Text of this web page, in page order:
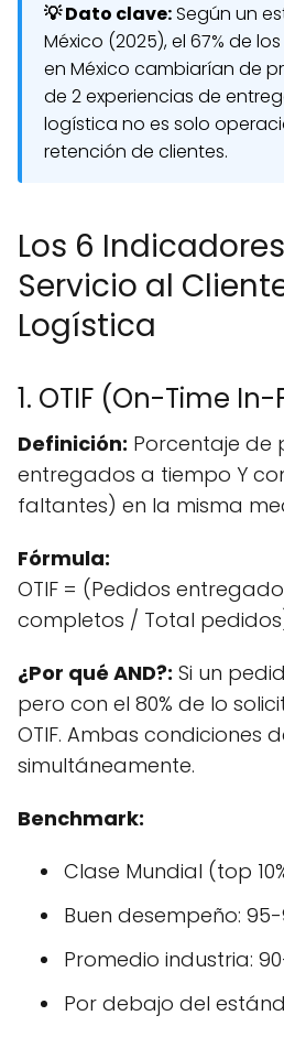
💡 Dato clave:Según un
México (2025), el 67% de
en México cambiarían de
de 2 experiencias de
logística no es solo
retención de clientes.
Los 6
Servicio al
Logística
1. OTIF (On-Time In-
Definición: Porcentaje de
entregados a tiempo Y
faltantes) en la misma
Fórmula:
OTIF = (Pedidos
completos / Total
¿Por qué AND?: Si un
pero con el 80% de lo
OTIF. Ambas condiciones
simultáneamente.
Benchmark:
Clase Mundial (top
Buen desempeño: 95-
Promedio industria:
Por debajo del